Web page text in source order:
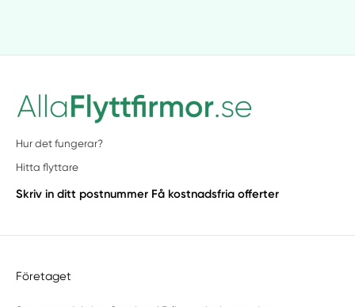
Hur det fungerar?
Hitta flyttare
Skriv in ditt postnummer Få kostnadsfria offerter
Företaget